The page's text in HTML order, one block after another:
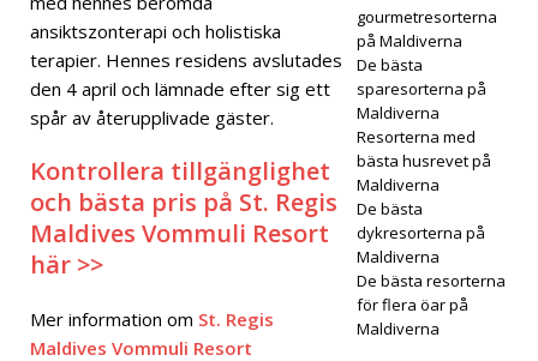
RNIG
OCH
ansiktszonterapi och holistiska
terapier. Hennes residens avslutades
den 4 april och lämnade efter sig ett
spår av återupplivade gäster.
Kontrollera tillgänglighet
och bästa pris på St. Regis
Maldives Vommuli Resort
här >>
Mer information om St. Regis
Maldives Vommuli Resort
gourmetresorterna
på Maldiverna
De bästa
sparesorterna på
Maldiverna
Resorterna med
bästa husrevet på
Maldiverna
De bästa
dykresorterna på
Maldiverna
De bästa resorterna
för flera öar på
Maldiverna